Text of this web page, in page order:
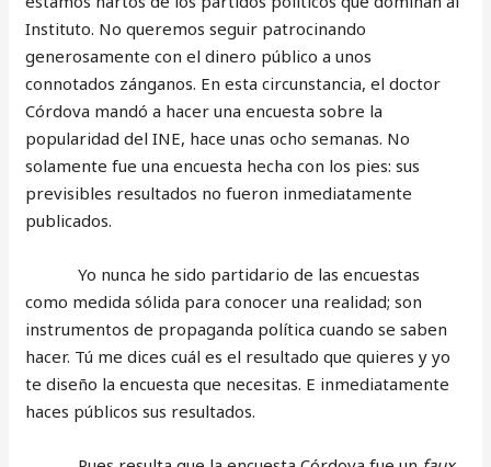
Instituto. No queremos seguir patrocinando
generosamente con el dinero público a unos
connotados zánganos. En esta circunstancia, el doctor
Córdova mandó a hacer una encuesta sobre la
popularidad del INE, hace unas ocho semanas. No
solamente fue una encuesta hecha con los pies: sus
previsibles resultados no fueron inmediatamente
publicados.
Yo nunca he sido partidario de las encuestas
como medida sólida para conocer una realidad; son
instrumentos de propaganda política cuando se saben
hacer. Tú me dices cuál es el resultado que quieres y yo
te diseño la encuesta que necesitas. E inmediatamente
haces públicos sus resultados.